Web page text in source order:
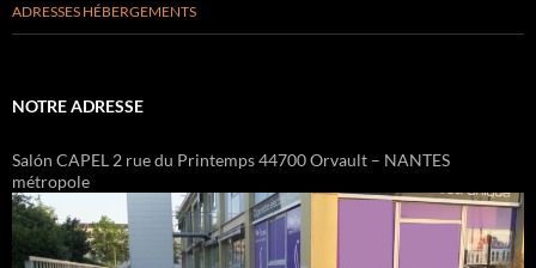
ADRESSES HÉBERGEMENTS
NOTRE ADRESSE
Salón CAPEL 2 rue du Printemps 44700 Orvault – NANTES
métropole